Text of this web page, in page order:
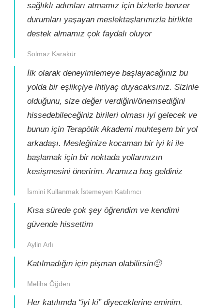
sağlıklı adımları atmamız için bizlerle benzer
durumları yaşayan meslektaşlarımızla birlikte
destek almamız çok faydalı oluyor
Solmaz Karakür
İlk olarak deneyimlemeye başlayacağınız bu
yolda bir eşlikçiye ihtiyaç duyacaksınız. Sizinle
olduğunu, size değer verdiğini/önemsediğini
hissedebileceğiniz birileri olması iyi gelecek ve
bunun için Terapötik Akademi muhteşem bir yol
arkadaşı. Mesleğinize kocaman bir iyi ki ile
başlamak için bir noktada yollarınızın
kesişmesini öneririm. Aramıza hoş geldiniz
İsmini Kullanmak İstemeyen Katılımcı
Kısa sürede çok şey öğrendim ve kendimi
güvende hissettim
Aylin Arlı
Katılmadığın için pişman olabilirsin🙂
Meliha Öğden
Her katılımda “iyi ki” diyeceklerine eminim.